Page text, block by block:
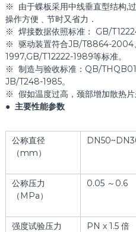
※ 由于蝶板采用中线垂直型结构,
操作方便﹑节时又省力．
※ 焊接数据依照标准： GB/
※ 驱动装置符合JB/T8864-2004
1997,GB/T12222-1989等标准。
※ 制造与验收标准：QB/
JB/T248-1985。
※ 假如温度过高，颈部增加散热片
● 主要性能参数
公称直径
（mm）
公称压力
（MPa）
0.05 ～0.6
强度试验压力
PN x 1.5 倍